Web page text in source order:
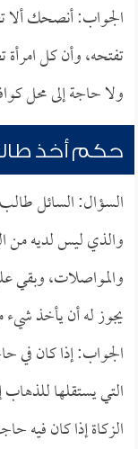
الجواب: أنصحك ألا
تفتحه، وأن كل امرأة
ولا حاجة إلى محل
حكم أخذ
السؤال: السائل
والذي ليس لديه من
والمواصلات، وبقي
يجوز له أن يأخذ شيء
الجواب: إذا كان في
التي يستقلها
الزكاة إذا كان فيه